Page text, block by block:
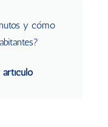
y cómo
artículo